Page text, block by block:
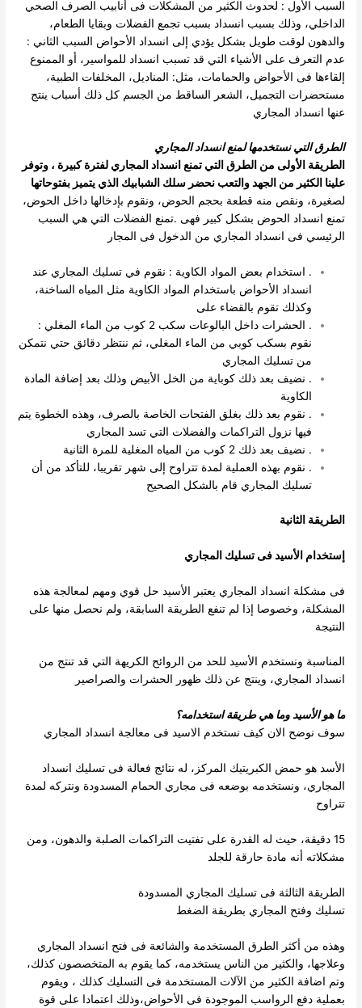
السبب الأول : لحدوث الكثير من المشكلات فى أنابيب الصرف الصحي
الداخلي، وذلك بسبب انسداد بسبب تجمع الفضلات وبقايا الطعام،
والدهون لوقتطويل بشكل يؤدي إلى انسداد الأحواض السبب الثاني :
عدم التعرف على الأشياء التي قد تسبب انسداد للمواسير، أو الممنوع
إلقاءها فى الأحواض والحمامات، مثل: المناديل، المخلفات الطبية،
مستحضرات التجميل، الشعر الساقط من الجسم كل ذلك أسباب ينتج
عنها انسداد المجاري
الطرق التي نستخدمها لمنع انسداد المجاري
الطريقة الأولى من الطرق التي تمنع انسداد المجاري لفترة كبيرة ، وتوفر
علينا الكثير من الجهد والتعبنحضر سلك الشبابيك الذي يتميز بفتوحاتها
لصغيرة، ونقص منه قطعة بحجم الحوض، ونقوم بإدخالها داخل الحوض،
تمنع انسداد الحوض بشكل كبير فهى .تمنع الفضلات التي هي السبب
الرئيسي فى انسداد المجاري من الدخول فى المجار
. استخدام بعض المواد الكاوية : نقوم في تسليك المجاري عند
انسداد الأحواض باستخدام المواد الكاوية مثل المياه الساخنة،
وكذلك تقوم بالقضاء على
. الحشرات داخل البالوعات سكب 2 كوب من الماء المغلي :
نقوم بسكب كوبي من الماء المغلي، ثم ننتظر دقائق حتي نتمكن
من تسليك المجاري
. نضيف بعد ذلك كوباية من الخل الأبيض وذلك بعد إضافة المادة
الكاوية
. نقوم بعد ذلك بغلق الفتحات الخاصة بالصرف، وهذه الخطوة يتم
فيها نزول التراكمات والفضلات التي تسد المجاري
. نضيف بعد ذلك 2 كوب من المياه المغلية للمرة الثانية
. نقوم بهذه العملية لمدة تتراوح إلى شهر تقريبا، للتأكد من أن
تسليك المجاري قام بالشكل الصحيح
الطريقة الثانية
إستخدام الأسيد فى تسليك المجاري
فى مشكلة انسداد المجاري يعتبر الأسيد حل قوي ومهم لمعالجة هذه
المشكلة، وخصوصا إذا لم تنفع الطريقة السابقة، ولم نحصل منها على
النتيجة
المناسبة ونستخدم الأسيد للحد من الروائح الكريهة التي قد تنتج من
انسداد المجاري، وينتج عن ذلك ظهور الحشرات والصراصير
ما هو الأسيد وما هي طريقة استخدامه؟
سوف نوضح الان كيف نستخدم الاسيد فى معالجة انسداد المجاري
الأسد هو حمض الكبريتيك المركز، له نتائج فعالة فى تسليك انسداد
المجاري، ونستخدمه بوضعه فى مجاري الحمام المسدودة ونتركه لمدة
تتراوح
15 دقيقة، حيث له القدرة على تفتيت التراكمات الصلبة والدهون، ومن
مشكلاته أنه مادة حارقة للجلد
الطريقة الثالثة فى تسليك المجاري المسدودة
تسليك وفتح المجاري بطريقة الضغط
وهذه من أكثر الطرق المستخدمة والشائعة فى فتح انسداد المجاري
وعلاجها، والكثير من الناس يستخدمه، كما يقوم به المتخصصون كذلك،
وتم اضافة الكثير من الآلات المستخدمة فى التسليككذلك ، ويقوم
بعملية دفع الرواسب الموجودة فى الأحواض،وذلك اعتمادا على قوة